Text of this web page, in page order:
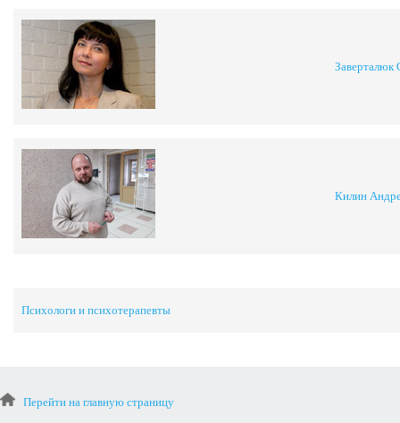
Заверталюк
Килин
Психологи и психотерапевты
Перейти на главную страницу